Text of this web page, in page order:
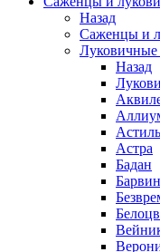
Назад
Саженцы и
Луковичные
Назад
Астра
Бадан